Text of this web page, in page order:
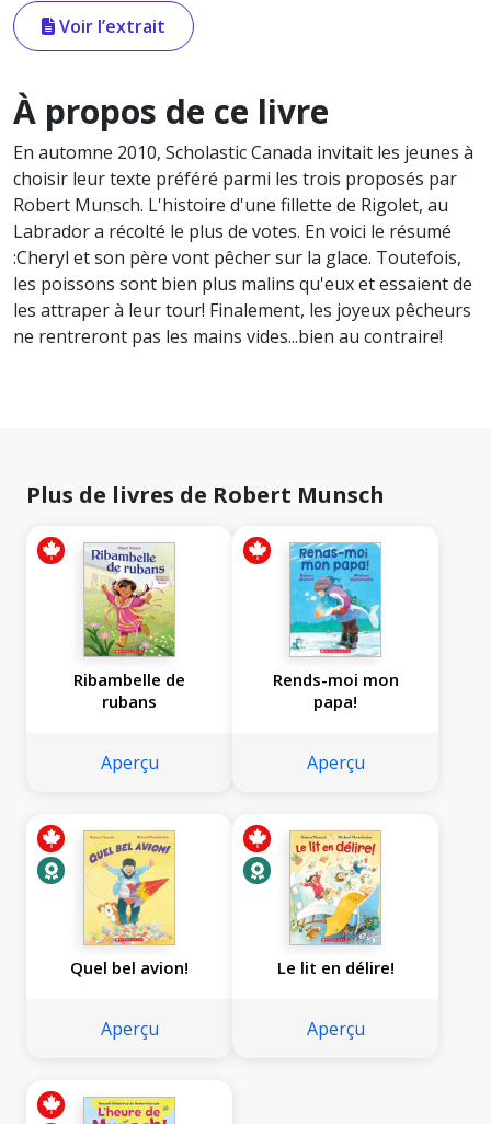
Voir l’extrait
À propos de ce livre
En automne 2010, Scholastic Canada invitait les jeunes à
choisir leur texte préféré parmi les trois proposés par
Robert Munsch. L'histoire d'une fillette de Rigolet, au
Labrador a récolté le plus de votes. En voici le résumé
:Cheryl et son père vont pêcher sur la glace. Toutefois,
les poissons sont bien plus malins qu'eux et essaient de
les attraper à leur tour! Finalement, les joyeux pêcheurs
ne rentreront pas les mains vides...bien au contraire!
Plus de livres de Robert Munsch
Ribambelle de
rubans
Aperçu
Rends-moi mon
papa!
Aperçu
Quel bel avion!
Aperçu
Le lit en délire!
Aperçu